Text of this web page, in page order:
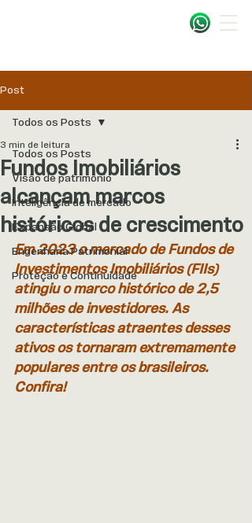
Post
Todos os Posts
Visão de patrimônio
Inteligência de mercado
Expansão Global
Engenharia Patrimonial
Proteção e Continuidade
Todos os Posts
Fundos Imobiliários
alcançam marcos
históricos de crescimento
3 min de leitura
Em 2023 o mercado de Fundos de
Investimentos Imobiliários (FIIs)
atingiu o marco histórico de 2,5
milhões de investidores. As
características atraentes desses
ativos os tornaram extremamente
populares entre os brasileiros.
Confira!